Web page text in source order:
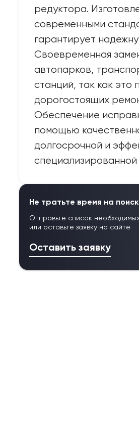
редуктора.
современными
гарантирует
Своевременная
автопарков,
станций, так как это
дорогостоящих
Обеспечение
помощью
долгосрочной и
специализированной
Не тратьте время на поиск
Отправьте список
или оставьте заявку на сайте
Оставить заявку